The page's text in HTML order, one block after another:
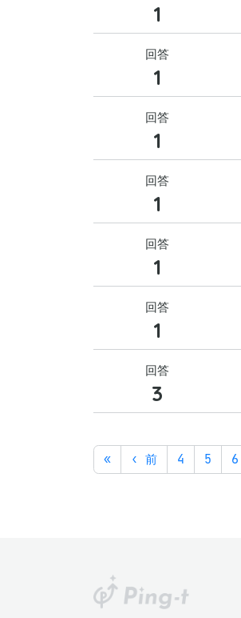
1
回答
1
回答
1
回答
1
回答
1
回答
1
回答
3
« ‹ 前 4 5 6